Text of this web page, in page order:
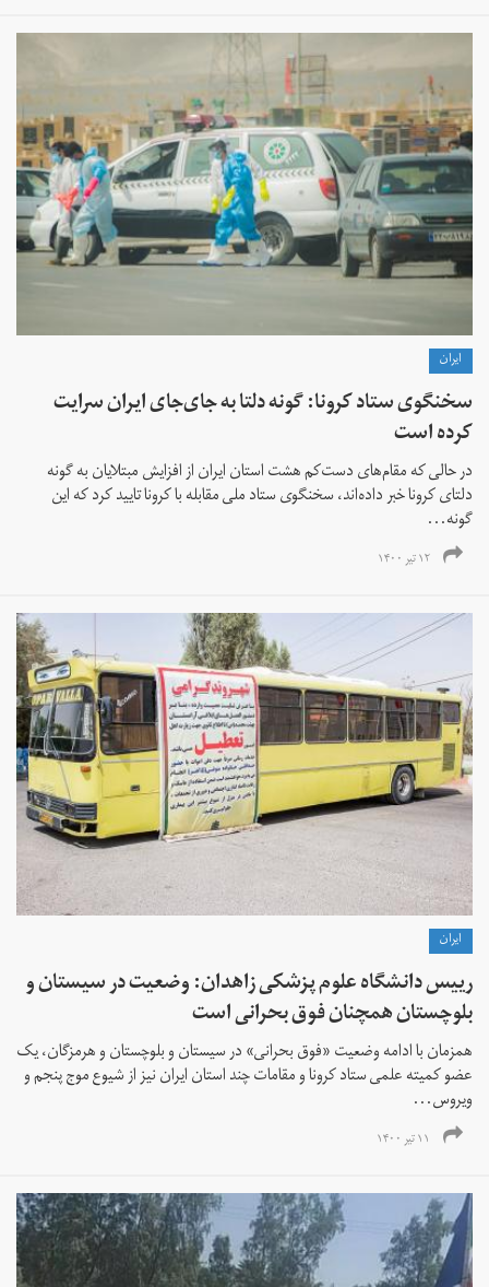
ايران
سخنگوی ستاد کرونا: گونه دلتا به جای‌جای ایران سرایت
کرده است
در حالی که مقام‌های دست‌کم هشت استان ایران از افزایش مبتلایان به گونه
دلتای کرونا خبر داده‌اند، سخنگوی ستاد ملی مقابله با کرونا تایید کرد که این
گونه...
۱۲ تیر ۱۴۰۰
ايران
رییس دانشگاه علوم پزشکی زاهدان: وضعیت در سیستان و
بلوچستان همچنان فوق بحرانی است
همزمان با ادامه وضعیت «فوق بحرانی» در سیستان و بلوچستان و هرمزگان، یک
عضو کمیته علمی ستاد کرونا و مقامات چند استان ایران نیز از شیوع موج پنجم و
ویروس...
۱۱ تیر ۱۴۰۰